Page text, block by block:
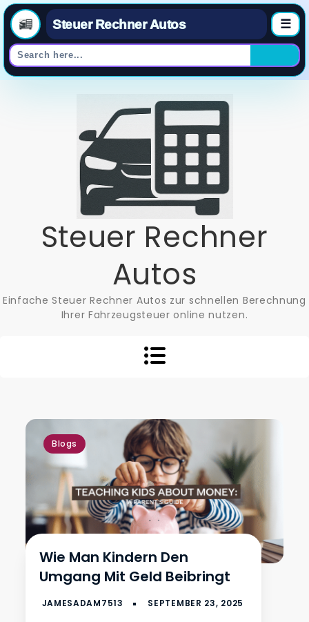
Steuer Rechner Autos ☰
Steuer Rechner
Autos
Einfache Steuer Rechner Autos zur schnellen Berechnung
Ihrer Fahrzeugsteuer online nutzen.
Blogs
Wie Man Kindern Den
Umgang Mit Geld Beibringt